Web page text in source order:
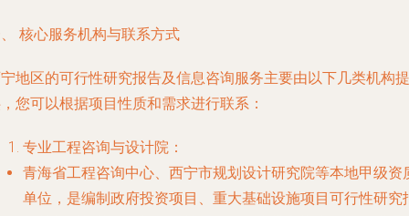
核心服务机构与联系方式
地区的可行性研究报告及信息咨询服务主要由以下几类机构提
您可以根据项目性质和需求进行联系：
专业工程咨询与设计院 ：
青海省工程咨询中心、 西宁市规划设计研究院等本地甲级资
单位，是编制政府投资项目、重大基础设施项目可行性研究